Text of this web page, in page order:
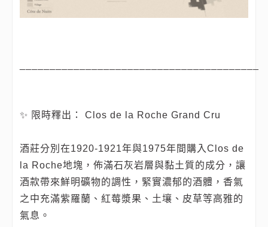
✨ 限時釋出： Clos de la Roche Grand Cru
酒莊分別在1920-1921年與1975年間購入Clos de
la Roche地塊，佈滿石灰岩層與黏土質的成分，讓
酒款帶來鮮明礦物的調性，緊實濃郁的酒體，香氣
之中充滿紫羅蘭、紅莓漿果、土壤、皮草等高雅的
氣息。